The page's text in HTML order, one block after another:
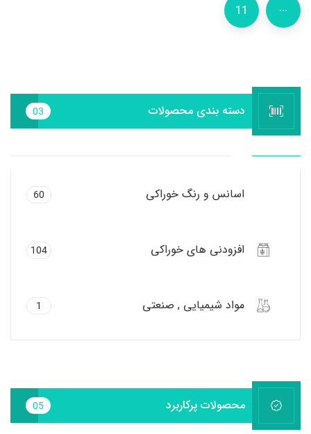
...
11
دسته بندی محصولات 03
اسانس و رنگ خوراکی 60
افزودنی های خوراکی 104
مواد شیمیایی , صنعتی 1
محصولات پرکاربرد 05